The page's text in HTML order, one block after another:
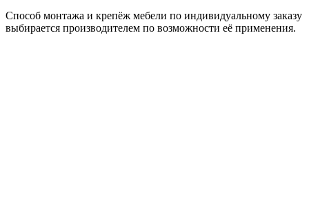
Способ монтажа и крепёж мебели по индивидуальному заказу
выбирается производителем по возможности её применения.